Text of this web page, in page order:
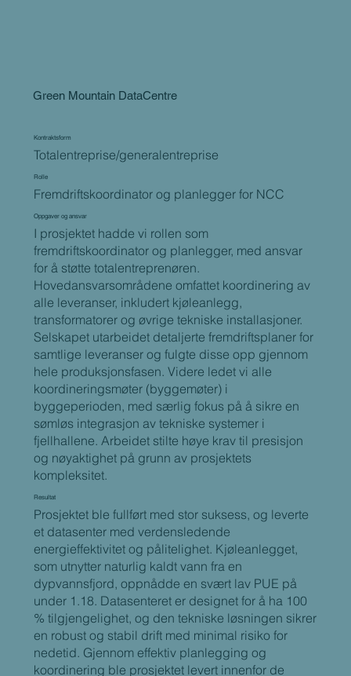
Green Mountain DataCentre
Kontraktsform
Totalentreprise/generalentreprise
Rolle
Fremdriftskoordinator og planlegger for NCC
Oppgaver og ansvar
I prosjektet hadde vi rollen som
fremdriftskoordinator og planlegger, med ansvar
for å støtte totalentreprenøren.
Hovedansvarsområdene omfattet koordinering av
alle leveranser, inkludert kjøleanlegg,
transformatorer og øvrige tekniske installasjoner.
Selskapet utarbeidet detaljerte fremdriftsplaner for
samtlige leveranser og fulgte disse opp gjennom
hele produksjonsfasen. Videre ledet vi alle
koordineringsmøter (byggemøter) i
byggeperioden, med særlig fokus på å sikre en
sømløs integrasjon av tekniske systemer i
fjellhallene. Arbeidet stilte høye krav til presisjon
og nøyaktighet på grunn av prosjektets
kompleksitet.
Resultat
Prosjektet ble fullført med stor suksess, og leverte
et datasenter med verdensledende
energieffektivitet og pålitelighet. Kjøleanlegget,
som utnytter naturlig kaldt vann fra en
dypvannsfjord, oppnådde en svært lav PUE på
under 1.18. Datasenteret er designet for å ha 100
% tilgjengelighet, og den tekniske løsningen sikrer
en robust og stabil drift med minimal risiko for
nedetid. Gjennom effektiv planlegging og
koordinering ble prosjektet levert innenfor de